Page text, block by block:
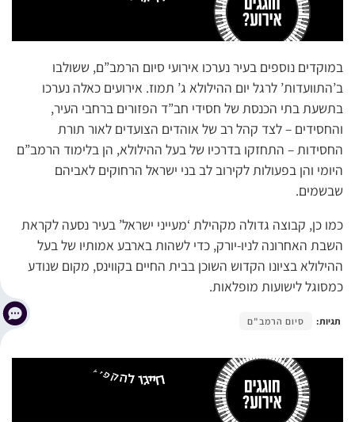
במוקדים נוספים בעיר נערכו אירועי סיום הרמב”ם, ששולבו
ב’התוועדות’ לרגל יום ההילולא ג’ תמוז. אירועים כאלה נערכו
בתשעת בתי הכנסת של חסידי חב”ד הפזורים ברחבי העיר,
והחסידים – לצד קהל רב של אוהדים הצועדים לאור תורת
החסידות – התחזקו בדרכיו של בעל ההילולא, הן בלימוד הרמב”ם
היומי והן בפעולות לקירוב לב בני ישראל הרחוקים לאביהם
שבשמים.
כמו כן, קבוצה גדולה מקהילת ‘מעייני ישראל’ בעיר נסעה לקראת
השבת האחרונה לניו-יורק, כדי לשהות בארבע אמותיו של בעל
ההילולא בציונו הקדוש השוכן בבית החיים בקווינס, מקום שנודע
כמסוגל לישועות מופלאות.
תגיות: סיום הרמב"ם